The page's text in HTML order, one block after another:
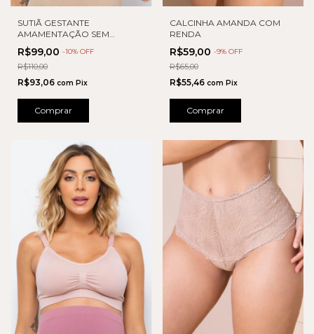
SUTIÃ GESTANTE
AMAMENTAÇÃO SEM
COSTURA
R$99,00 -10% OFF
R$110,00
R$93,06 com Pix
Comprar
CALCINHA AMANDA COM
RENDA
R$59,00 -9% OFF
R$65,00
R$55,46 com Pix
Comprar